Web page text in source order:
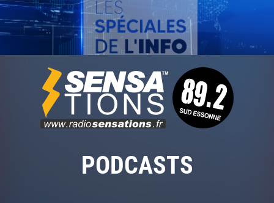
PODCASTS